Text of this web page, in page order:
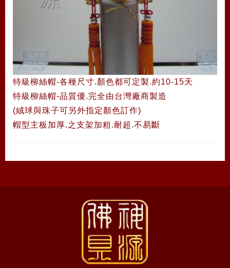
特級柳絲帽-各種尺寸.顏色都可定製.約10-15天
特級柳絲帽-品質優.完全由台灣廠商製造
(絨球與珠子可另外指定顏色訂作)
帽型主板加厚.之支架加粗.耐超.不易斷